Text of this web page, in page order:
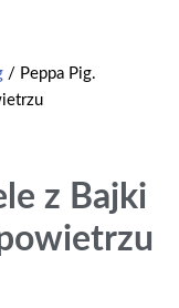
/ Peppa Pig.
z Bajki